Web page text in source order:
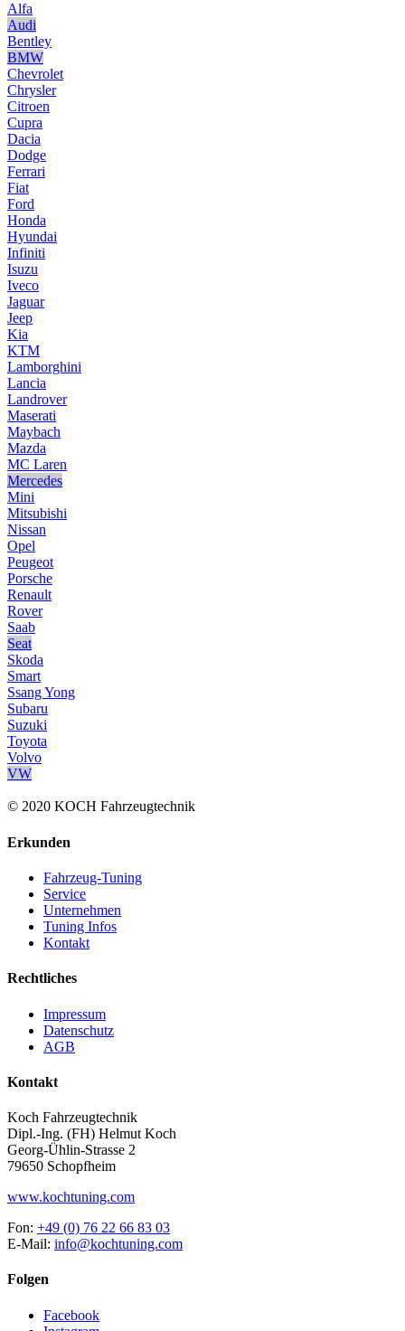
Alfa
Audi
Bentley
BMW
Chevrolet
Chrysler
Citroen
Cupra
Dacia
Dodge
Ferrari
Fiat
Ford
Honda
Hyundai
Infiniti
Isuzu
Iveco
Jaguar
Jeep
Kia
KTM
Lamborghini
Lancia
Landrover
Maserati
Maybach
Mazda
MC Laren
Mercedes
Mini
Mitsubishi
Nissan
Opel
Peugeot
Porsche
Renault
Rover
Saab
Seat
Skoda
Smart
Ssang Yong
Subaru
Suzuki
Toyota
Volvo
VW
© 2020 KOCH Fahrzeugtechnik
Erkunden
Fahrzeug-Tuning
Service
Unternehmen
Tuning Infos
Kontakt
Rechtliches
Impressum
Datenschutz
AGB
Kontakt
Koch Fahrzeugtechnik
Dipl.-Ing. (FH) Helmut Koch
Georg-Ühlin-Strasse 2
79650 Schopfheim
www.kochtuning.com
Fon: +49 (0) 76 22 66 83 03
E-Mail: info@kochtuning.com
Folgen
Facebook